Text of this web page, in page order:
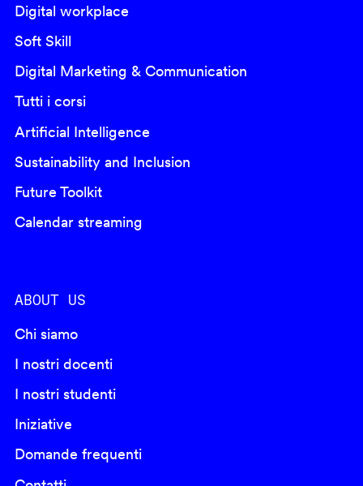
Digital workplace
Soft Skill
Digital Marketing & Communication
Tutti i corsi
Artificial Intelligence
Sustainability and Inclusion
Future Toolkit
Calendar streaming
ABOUT US
Chi siamo
I nostri docenti
I nostri studenti
Iniziative
Domande frequenti